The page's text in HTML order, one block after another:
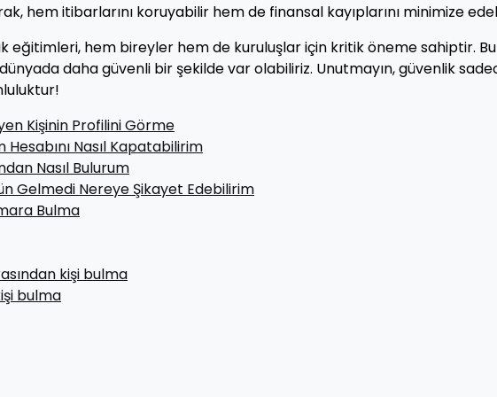
hem itibarlarını koruyabilir hem de finansal kayıplarını minimize
eğitimleri, hem bireyler hem de kuruluşlar için kritik öneme sahiptir. Bu
daha güvenli bir şekilde var olabiliriz. Unutmayın, güvenlik
Kişinin Profilini Görme
Nasıl Kapatabilirim
Nasıl Bulurum
Gelmedi Nereye Şikayet Edebilirim
Bulma
kişi bulma
bulma